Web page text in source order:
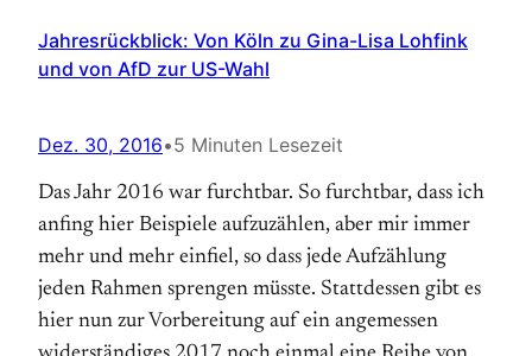
Jahresrückblick: Von Köln zu Gina-Lisa Lohfink
und von AfD zur US-Wahl
Dez. 30, 2016•5 Minuten Lesezeit
Das Jahr 2016 war furchtbar. So furchtbar, dass ich
anfing hier Beispiele aufzuzählen, aber mir immer
mehr und mehr einfiel, so dass jede Aufzählung
jeden Rahmen sprengen müsste. Stattdessen gibt es
hier nun zur Vorbereitung auf ein angemessen